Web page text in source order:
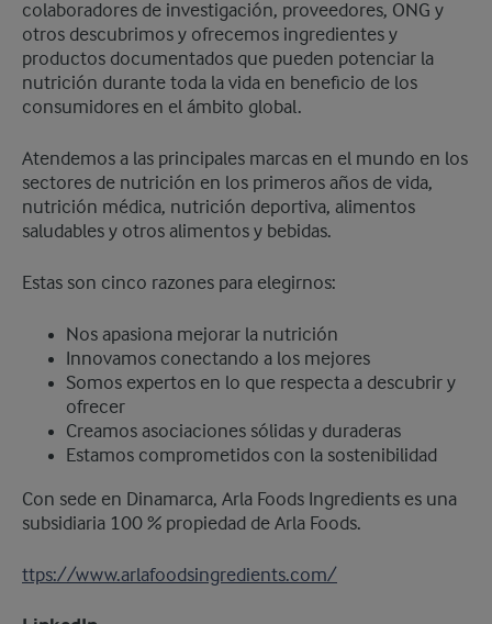
colaboradores de investigación, proveedores, ONG y
otros descubrimos y ofrecemos ingredientes y
productos documentados que pueden potenciar la
nutrición durante toda la vida en beneficio de los
consumidores en el ámbito global.
Atendemos a las principales marcas en el mundo en los
sectores de nutrición en los primeros años de vida,
nutrición médica, nutrición deportiva, alimentos
saludables y otros alimentos y bebidas.
Estas son cinco razones para elegirnos:
Nos apasiona mejorar la nutrición
Innovamos conectando a los mejores
Somos expertos en lo que respecta a descubrir y
ofrecer
Creamos asociaciones sólidas y duraderas
Estamos comprometidos con la sostenibilidad
Con sede en Dinamarca, Arla Foods Ingredients es una
subsidiaria 100 % propiedad de Arla Foods.
ttps://www.arlafoodsingredients.com/